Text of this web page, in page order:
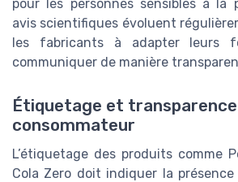
pour les personnes sensibles à la
avis scientifiques évoluent
les fabricants à adapter leurs
communiquer de manière
Étiquetage et
consommateur
L’étiquetage des produits comme
Cola Zero doit indiquer la présence